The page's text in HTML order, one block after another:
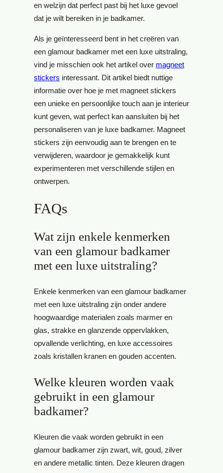
en welzijn dat perfect past bij het luxe gevoel
dat je wilt bereiken in je badkamer.
Als je geïnteresseerd bent in het creëren van
een glamour badkamer met een luxe uitstraling,
vind je misschien ook het artikel over magneet
stickers interessant. Dit artikel biedt nuttige
informatie over hoe je met magneet stickers
een unieke en persoonlijke touch aan je interieur
kunt geven, wat perfect kan aansluiten bij het
personaliseren van je luxe badkamer. Magneet
stickers zijn eenvoudig aan te brengen en te
verwijderen, waardoor je gemakkelijk kunt
experimenteren met verschillende stijlen en
ontwerpen.
FAQs
Wat zijn enkele kenmerken
van een glamour badkamer
met een luxe uitstraling?
Enkele kenmerken van een glamour badkamer
met een luxe uitstraling zijn onder andere
hoogwaardige materialen zoals marmer en
glas, strakke en glanzende oppervlakken,
opvallende verlichting, en luxe accessoires
zoals kristallen kranen en gouden accenten.
Welke kleuren worden vaak
gebruikt in een glamour
badkamer?
Kleuren die vaak worden gebruikt in een
glamour badkamer zijn zwart, wit, goud, zilver
en andere metallic tinten. Deze kleuren dragen